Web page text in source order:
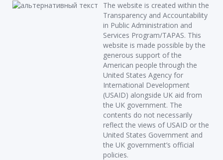
The website is created within the
Transparency and Accountability
in Public Administration and
Services Program/TAPAS. This
website is made possible by the
generous support of the
American people through the
United States Agency for
International Development
(USAID) alongside UK aid from
the UK government. The
contents do not necessarily
reflect the views of USAID or the
United States Government and
the UK government’s official
policies.